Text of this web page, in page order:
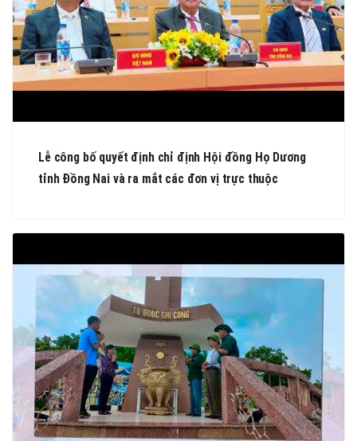
Lễ công bố quyết định chỉ định Hội đồng Họ Dương
tỉnh Đồng Nai và ra mắt các đơn vị trực thuộc